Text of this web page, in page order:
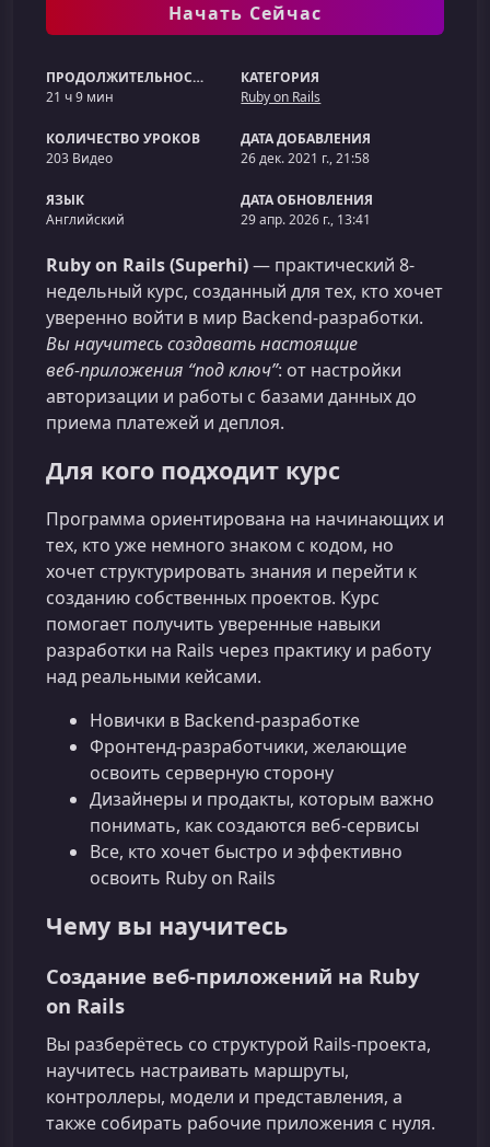
Начать Сейчас
ПРОДОЛЖИТЕЛЬНОСТЬ
21 ч 9 мин
КАТЕГОРИЯ
Ruby on Rails
КОЛИЧЕСТВО УРОКОВ
203 Видео
ДАТА ДОБАВЛЕНИЯ
26 дек. 2021 г., 21:58
ЯЗЫК
Английский
ДАТА ОБНОВЛЕНИЯ
29 апр. 2026 г., 13:41
Ruby on Rails (Superhi)— практический 8-
недельный курс, созданный для тех, кто хочет
уверенно войти в мир Backend‑разработки.
Вы научитесь создавать настоящие
веб‑приложения “под ключ”: от настройки
авторизации и работы с базами данных до
приема платежей и деплоя.
Для кого подходит курс
Программа ориентирована на начинающих и
тех, кто уже немного знаком с кодом, но
хочет структурировать знания и перейти к
созданию собственных проектов. Курс
помогает получить уверенные навыки
разработки на Rails через практику и работу
над реальными кейсами.
Новички в Backend‑разработке
Фронтенд‑разработчики, желающие
освоить серверную сторону
Дизайнеры и продакты, которым важно
понимать, как создаются веб‑сервисы
Все, кто хочет быстро и эффективно
освоить Ruby on Rails
Чему вы научитесь
Создание веб‑приложений на Ruby
on Rails
Вы разберётесь со структурой Rails‑проекта,
научитесь настраивать маршруты,
контроллеры, модели и представления, а
также собирать рабочие приложения с нуля.